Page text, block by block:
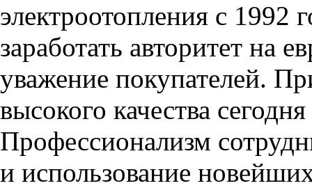
электроотопления с 1992
заработать авторитет на
уважение покупателей.
высокого качества
Профессионализм
и использование